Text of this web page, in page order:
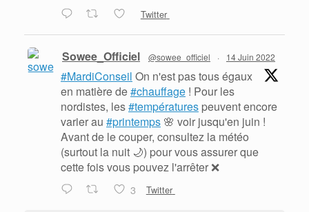
Twitter
Sowee_Officiel @sowee_officiel · 14 Juin 2022
#MardiConseil On n'est pas tous égaux
en matière de#chauffage ! Pour les
nordistes, les#températures peuvent encore
varier au #printemps 🌸 voir jusqu'en juin !
Avant de le couper, consultez la météo
(surtout la nuit 🌙) pour vous assurer que
cette fois vous pouvez l'arrêter ❌
3 Twitter